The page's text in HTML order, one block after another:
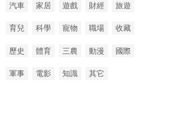
汽車 家居 遊戲 財經 旅遊
育兒 科學 寵物 職場 收藏
歷史 體育 三農 動漫 國際
軍事 電影 知識 其它